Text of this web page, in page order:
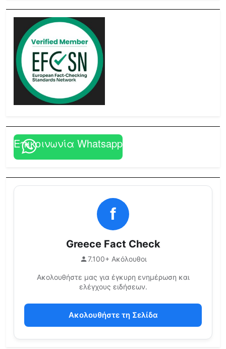
Επικοινωνία Whatsapp
f
Greece Fact Check
7.100+ Ακόλουθοι
Ακολουθήστε μας για έγκυρη ενημέρωση και
ελέγχους ειδήσεων.
Ακολουθήστε τη Σελίδα